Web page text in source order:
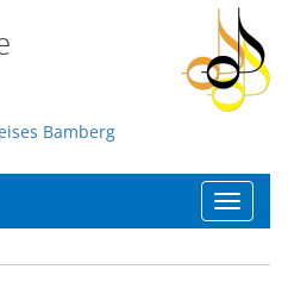
Bamberg
Toggle